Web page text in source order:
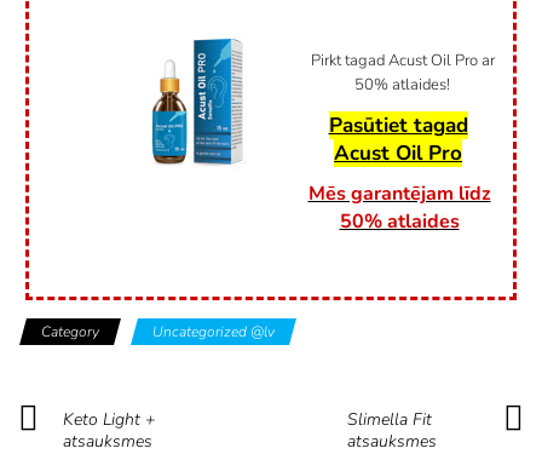
Pirkt tagad Acust Oil Pro ar
50% atlaides!
Pasūtiet tagad
Acust Oil Pro
Mēs garantējam līdz
50% atlaides
Category Uncategorized @lv
Keto Light +
atsauksmes
Slimella Fit
atsauksmes